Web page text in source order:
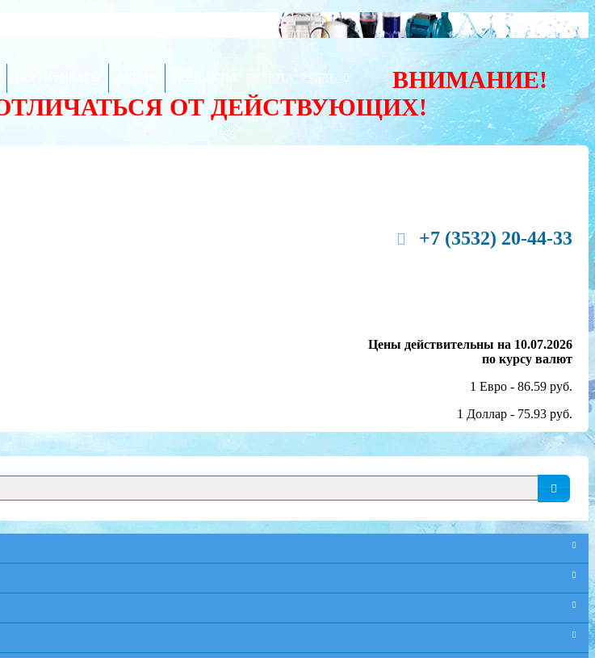
ВАЛЮТА: РУБЛЬ
ВНИМАНИЕ!
ОТ ДЕЙСТВУЮЩИХ!
+7 (3532) 20-44-33
Цены действительны на 10.07.2026
по курсу валют
1 Евро - 86.59 руб.
1 Доллар - 75.93 руб.